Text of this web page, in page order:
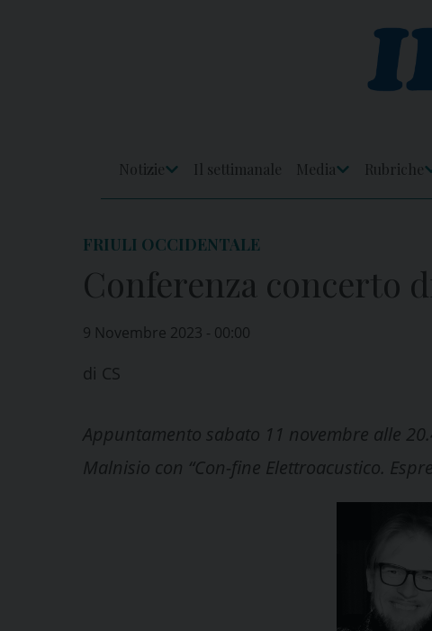
Notizie
Il settimanale
Media
Rubriche
FRIULI OCCIDENTALE
Conferenza concerto
9 Novembre 2023 - 00:00
di CS
Appuntamento sabato 11 novembre alle
Malnisio con “Con-fine Elettroacustico.